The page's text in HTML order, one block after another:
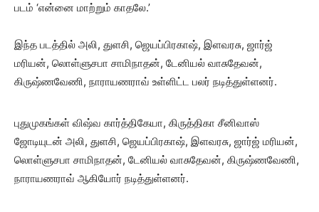
படம் ‘என்னை மாற்றும் காதலே.’
இந்த படத்தில் அலி, துளசி, ஜெயப்பிரகாஷ், இளவரசு, ஜார்ஜ்
மரியன், லொள்ளுசபா சாமிநாதன், டேனியல் வாசுதேவன்,
கிருஷ்ணவேணி, நாராயணராவ் உள்ளிட்ட பலர் நடித்துள்ளனர்.
புதுமுகங்கள் விஷ்வ கார்த்திகேயா, கிருத்திகா சீனிவாஸ்
ஜோடியுடன் அலி, துளசி, ஜெயப்பிரகாஷ், இளவரசு, ஜார்ஜ் மரியன்,
லொள்ளுசபா சாமிநாதன், டேனியல் வாசுதேவன், கிருஷ்ணவேணி,
நாராயணராவ் ஆகியோர் நடித்துள்ளனர்.